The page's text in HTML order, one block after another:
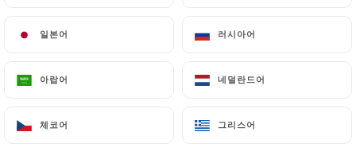
일본어 러시아어
아랍어 네덜란드어
체코어 그리스어
THE PLACE TO BEERS
1 Place Suzanne de Villeneuve
일본어 러시아어
아랍어 네덜란드어
체코어 그리스어